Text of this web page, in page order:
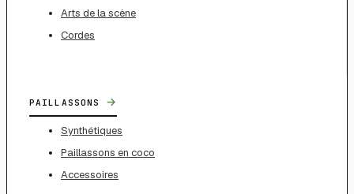
Arts de la scène
Cordes
PAILLASSONS →
Synthétiques
Paillassons en coco
Accessoires